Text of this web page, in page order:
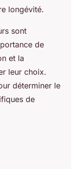
longévité.
sont
de
et la
leur choix.
déterminer le
de